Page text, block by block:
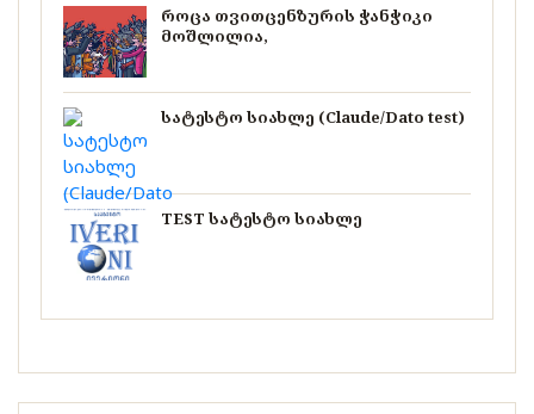
როცა თვითცენზურის ჭანჭიკი
მოშლილია,
სატესტო სიახლე (Claude/Dato test)
TEST სატესტო სიახლე